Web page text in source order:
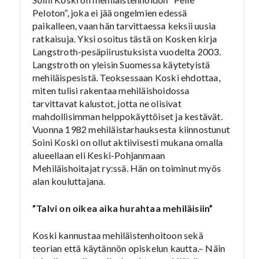
Peloton”, joka ei jää ongelmien edessä
paikalleen, vaan hän tarvittaessa keksii uusia
ratkaisuja. Yksi osoitus tästä on Kosken kirja
Langstroth-pesäpiirustuksista vuodelta 2003.
Langstroth on yleisin Suomessa käytetyistä
mehiläispesistä. Teoksessaan Koski ehdottaa,
miten tulisi rakentaa mehiläishoidossa
tarvittavat kalustot, jotta ne olisivat
mahdollisimman helppokäyttöiset ja kestävät.
Vuonna 1982 mehiläistarhauksesta kiinnostunut
Soini Koski on ollut aktiivisesti mukana omalla
alueellaan eli Keski-Pohjanmaan
Mehiläishoitajat ry:ssä. Hän on toiminut myös
alan kouluttajana.
”Talvi on oikea aika hurahtaa mehiläisiin”
Koski kannustaa mehiläistenhoitoon sekä
teorian että käytännön opiskelun kautta.– Näin